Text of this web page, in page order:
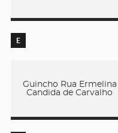
E
Guincho Rua Ermelina
Candida de Carvalho